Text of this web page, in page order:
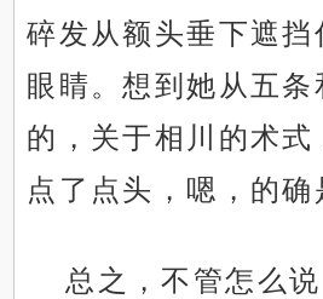
碎发从额头垂下遮挡
眼睛。想到她从五条
的，关于相川的术式
点了点头，嗯，的确
总之，不管怎么